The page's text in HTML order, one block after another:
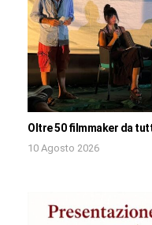
Oltre 50 filmmaker da
10 Agosto 2026